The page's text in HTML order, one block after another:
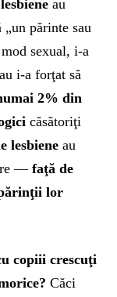
au
părinte sau
sexual, i-a
i-a forţat să
2% din
căsătoriţi
lesbiene au
—faţă de
lor
copiii crescuţi
Căci